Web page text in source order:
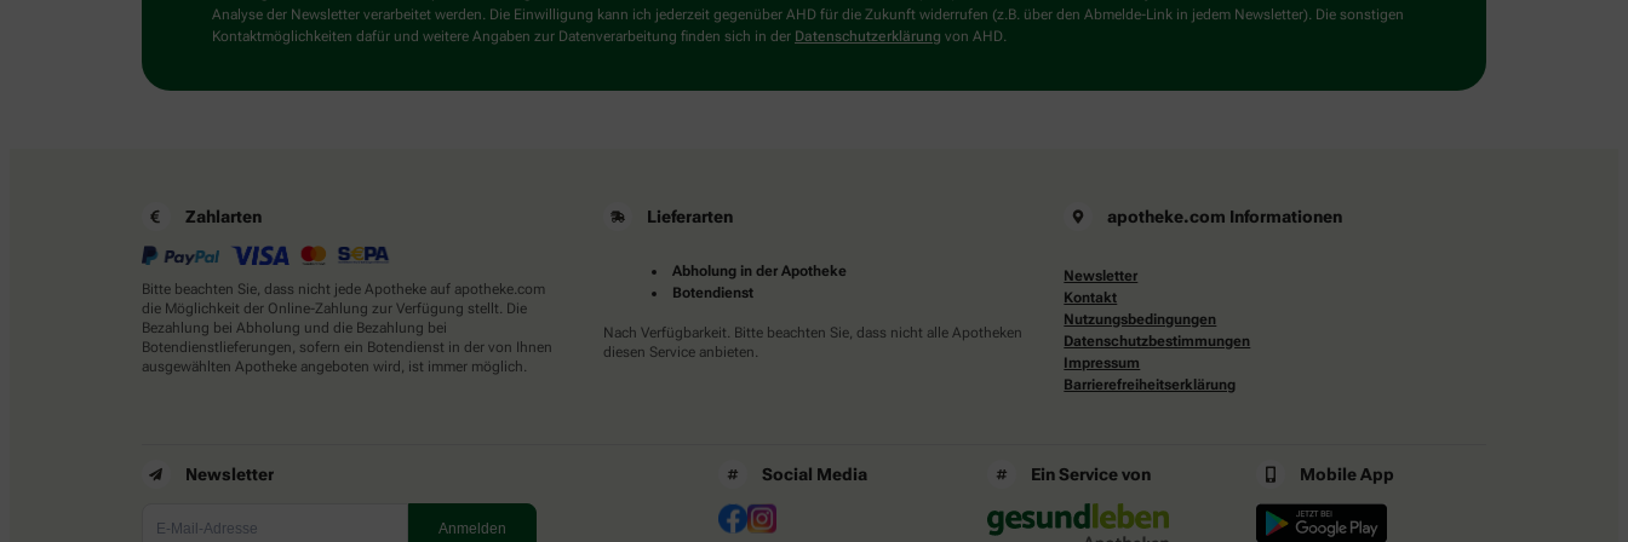
Dann
wählen
Analyse der Newsletter verarbeitet werden. Die Einwilligung kann ich jederzeit gegenüber AHD für die Zukunft widerrufen (z.B. über den Abmelde-Link in jedem Newsletter). Die sonstigen
Kontaktmöglichkeiten dafür und weitere Angaben zur Datenverarbeitung finden sich in der Datenschutzerklärung von AHD.
Zahlarten
Bitte beachten Sie, dass nicht jede Apotheke auf apotheke.com
die Möglichkeit der Online-Zahlung zur Verfügung stellt. Die
Bezahlung bei Abholung und die Bezahlung bei
Botendienstlieferungen, sofern ein Botendienst in der von Ihnen
ausgewählten Apotheke angeboten wird, ist immer möglich.
Lieferarten
Abholung in der Apotheke
Botendienst
Nach Verfügbarkeit. Bitte beachten Sie, dass nicht alle Apotheken
diesen Service anbieten.
apotheke.com Informationen
Newsletter
Kontakt
Nutzungsbedingungen
Datenschutzbestimmungen
Impressum
Barrierefreiheitserklärung
Newsletter Social Media Ein Service von Mobile App